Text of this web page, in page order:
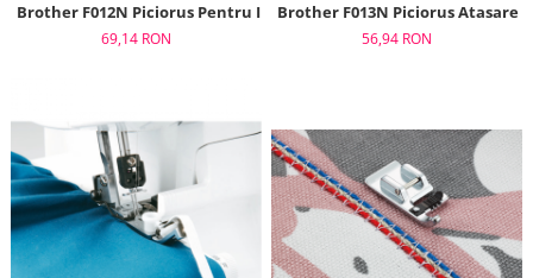
Brother F012N Piciorus Pentru Incretire
69,14 RON
Brother F013N Piciorus Atasare
56,94 RON